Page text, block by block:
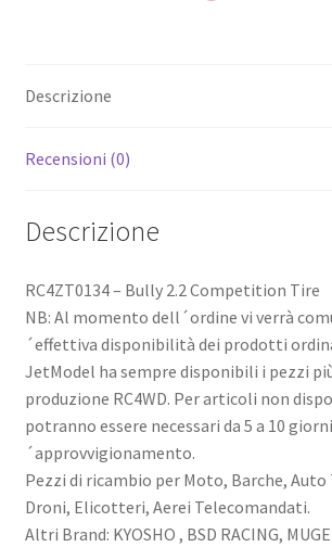
Descrizione
Recensioni (0)
Descrizione
RC4ZT0134 – Bully 2.2 Competition Tire
NB: Al momento dell´ordine vi verrà
´effettiva disponibilità dei prodotti
JetModel ha sempre disponibili i pezzi
produzione RC4WD. Per articoli non
potranno essere necessari da 5 a 10
´approvvigionamento.
Pezzi di ricambio per Moto, Barche,
Droni, Elicotteri, Aerei Telecomandati.
Altri Brand: KYOSHO , BSD RACING,